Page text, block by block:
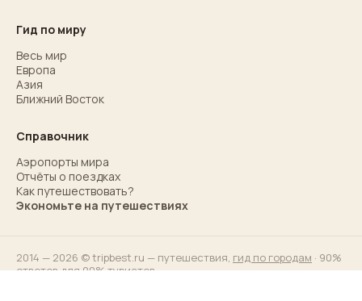
Гид по миру
Весь мир
Европа
Азия
Ближний Восток
Справочник
Аэропорты мира
Отчёты о поездках
Как путешествовать?
Экономьте на путешествиях
2014 — 2026 © tripbest.ru — путешествия, гид по городам · 90%
ответов для 90% туристов